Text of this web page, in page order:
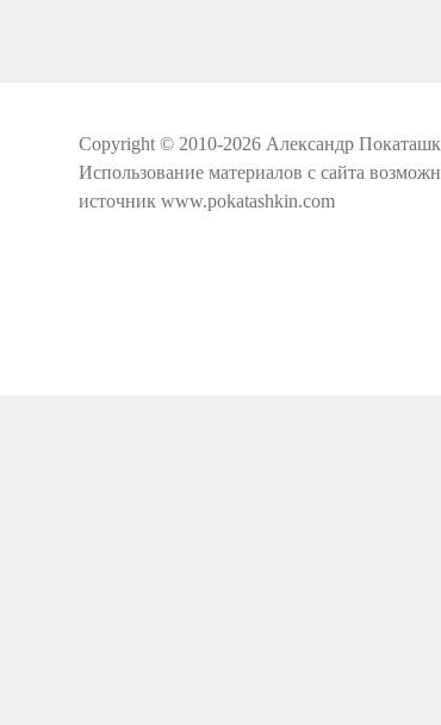
Copyright © 2010-2026 Александр
Использование материалов с сайта
источникwww.pokatashkin.com